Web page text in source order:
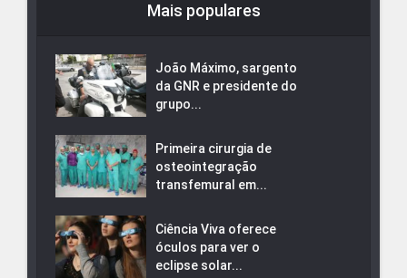
Mais populares
João Máximo, sargento
da GNR e presidente do
grupo...
Primeira cirurgia de
osteointegração
transfemural em...
Ciência Viva oferece
óculos para ver o
eclipse solar...